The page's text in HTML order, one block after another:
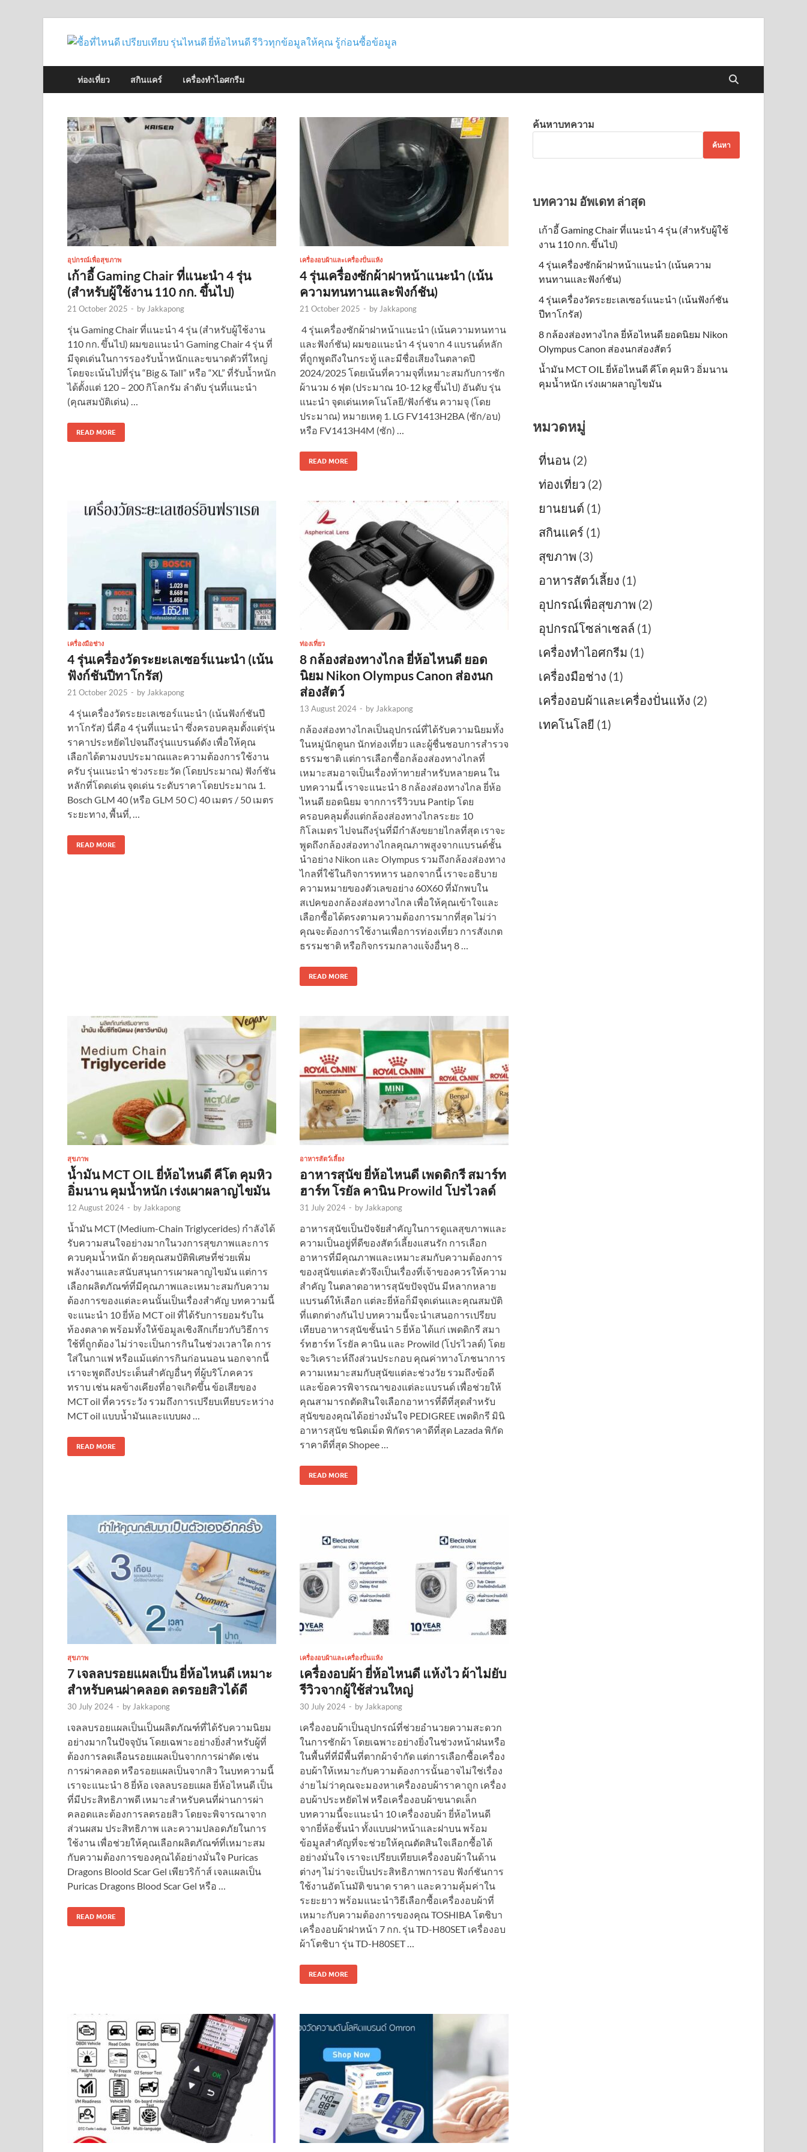
ซื้อที่ไหนดี เปรียบเทียบ รุ่นไหนดี ยี่ห้อ
ไหนดี รีวิวทุกข้อมูลให้คุณ รู้ก่อนซื้อ
ข้อมูล
สินค้า สินค้าไอที ความงาม กีฬา และอื่น
ท่องเที่ยว สกินแคร์ เครื่องทำไอศกรีม
อุปกรณ์เพื่อสุขภาพ
เก้าอี้ Gaming Chair ที่แนะนำ 4 รุ่น
(สำหรับผู้ใช้งาน 110 กก. ขึ้นไป)
21 October 2025 - by Jakkapong
รุ่น Gaming Chair ที่แนะนำ 4 รุ่น (สำหรับผู้ใช้งาน
110 กก. ขึ้นไป) ผมขอแนะนำ Gaming Chair 4 รุ่น ที่
มีจุดเด่นในการรองรับน้ำหนักและขนาดตัวที่ใหญ่
โดยจะเน้นไปที่รุ่น “Big & Tall” หรือ “XL” ที่รับน้ำหนัก
ได้ตั้งแต่ 120 – 200 กิโลกรัม ลำดับ รุ่นที่แนะนำ
(คุณสมบัติเด่น) …
READ MORE
เครื่องอบผ้าและเครื่องปั่นแห้ง
4 รุ่นเครื่องซักผ้าฝาหน้าแนะนำ (เน้น
ความทนทานและฟังก์ชัน)
21 October 2025 - by Jakkapong
4 รุ่นเครื่องซักผ้าฝาหน้าแนะนำ (เน้นความทนทาน
และฟังก์ชัน) ผมขอแนะนำ 4 รุ่นจาก 4 แบรนด์หลัก
ที่ถูกพูดถึงในกระทู้ และมีชื่อเสียงในตลาดปี
2024/2025 โดยเน้นที่ความจุที่เหมาะสมกับการซัก
ผ้านวม 6 ฟุต (ประมาณ 10-12 kg ขึ้นไป) อันดับ รุ่น
แนะนำ จุดเด่นเทคโนโลยี/ฟังก์ชัน ความจุ (โดย
ประมาณ) หมายเหตุ 1. LG FV1413H2BA (ซัก/อบ)
หรือ FV1413H4M (ซัก) …
READ MORE
เครื่องมือช่าง
4 รุ่นเครื่องวัดระยะเลเซอร์แนะนำ (เน้น
ฟังก์ชันปีทาโกรัส)
21 October 2025 - by Jakkapong
️ 4 รุ่นเครื่องวัดระยะเลเซอร์แนะนำ (เน้นฟังก์ชันปี
ทาโกรัส) นี่คือ 4 รุ่นที่แนะนำ ซึ่งครอบคลุมตั้งแต่รุ่น
ราคาประหยัดไปจนถึงรุ่นแบรนด์ดัง เพื่อให้คุณ
เลือกได้ตามงบประมาณและความต้องการใช้งาน
ครับ รุ่นแนะนำ ช่วงระยะวัด (โดยประมาณ) ฟังก์ชัน
หลักที่โดดเด่น จุดเด่น ระดับราคาโดยประมาณ 1.
Bosch GLM 40 (หรือ GLM 50 C) 40 เมตร / 50 เมตร
ระยะทาง, พื้นที่, …
READ MORE
ท่องเที่ยว
8 กล้องส่องทางไกล ยี่ห้อไหนดี ยอด
นิยม Nikon Olympus Canon ส่องนก
ส่องสัตว์
13 August 2024 - by Jakkapong
กล้องส่องทางไกลเป็นอุปกรณ์ที่ได้รับความนิยมทั้ง
ในหมู่นักดูนก นักท่องเที่ยว และผู้ชื่นชอบการสำรวจ
ธรรมชาติ แต่การเลือกซื้อกล้องส่องทางไกลที่
เหมาะสมอาจเป็นเรื่องท้าทายสำหรับหลายคน ใน
บทความนี้ เราจะแนะนำ 8 กล้องส่องทางไกล ยี่ห้อ
ไหนดี ยอดนิยม จากการรีวิวบน Pantip โดย
ครอบคลุมตั้งแต่กล้องส่องทางไกลระยะ 10
กิโลเมตร ไปจนถึงรุ่นที่มีกำลังขยายไกลที่สุด เราจะ
พูดถึงกล้องส่องทางไกลคุณภาพสูงจากแบรนด์ชั้น
นำอย่าง Nikon และ Olympus รวมถึงกล้องส่องทาง
ไกลที่ใช้ในกิจการทหาร นอกจากนี้ เราจะอธิบาย
ความหมายของตัวเลขอย่าง 60X60 ที่มักพบใน
สเปคของกล้องส่องทางไกล เพื่อให้คุณเข้าใจและ
เลือกซื้อได้ตรงตามความต้องการมากที่สุด ไม่ว่า
คุณจะต้องการใช้งานเพื่อการท่องเที่ยว การสังเกต
ธรรมชาติ หรือกิจกรรมกลางแจ้งอื่นๆ 8 …
READ MORE
สุขภาพ
น้ำมัน MCT OIL ยี่ห้อไหนดี คีโต คุมหิว
อิ่มนาน คุมน้ำหนัก เร่งเผาผลาญไขมัน
12 August 2024 - by Jakkapong
น้ำมัน MCT (Medium-Chain Triglycerides) กำลังได้
รับความสนใจอย่างมากในวงการสุขภาพและการ
ควบคุมน้ำหนัก ด้วยคุณสมบัติพิเศษที่ช่วยเพิ่ม
พลังงานและสนับสนุนการเผาผลาญไขมัน แต่การ
เลือกผลิตภัณฑ์ที่มีคุณภาพและเหมาะสมกับความ
ต้องการของแต่ละคนนั้นเป็นเรื่องสำคัญ บทความนี้
จะแนะนำ 10 ยี่ห้อ MCT oil ที่ได้รับการยอมรับใน
ท้องตลาด พร้อมทั้งให้ข้อมูลเชิงลึกเกี่ยวกับวิธีการ
ใช้ที่ถูกต้อง ไม่ว่าจะเป็นการกินในช่วงเวลาใด การ
ใส่ในกาแฟ หรือแม้แต่การกินก่อนนอน นอกจากนี้
เราจะพูดถึงประเด็นสำคัญอื่นๆ ที่ผู้บริโภคควร
ทราบ เช่น ผลข้างเคียงที่อาจเกิดขึ้น ข้อเสียของ
MCT oil ที่ควรระวัง รวมถึงการเปรียบเทียบระหว่าง
MCT oil แบบน้ำมันและแบบผง …
READ MORE
อาหารสัตว์เลี้ยง
อาหารสุนัข ยี่ห้อไหนดี เพดดิกรี สมาร์ท
ฮาร์ท โรยัล คานิน Prowild โปรไวลด์
31 July 2024 - by Jakkapong
อาหารสุนัขเป็นปัจจัยสำคัญในการดูแลสุขภาพและ
ความเป็นอยู่ที่ดีของสัตว์เลี้ยงแสนรัก การเลือก
อาหารที่มีคุณภาพและเหมาะสมกับความต้องการ
ของสุนัขแต่ละตัวจึงเป็นเรื่องที่เจ้าของควรให้ความ
สำคัญ ในตลาดอาหารสุนัขปัจจุบัน มีหลากหลาย
แบรนด์ให้เลือก แต่ละยี่ห้อก็มีจุดเด่นและคุณสมบัติ
ที่แตกต่างกันไป บทความนี้จะนำเสนอการเปรียบ
เทียบอาหารสุนัขชั้นนำ 5 ยี่ห้อ ได้แก่ เพดดิกรี สมา
ร์ทฮาร์ท โรยัล คานิน และ Prowild (โปรไวลด์) โดย
จะวิเคราะห์ถึงส่วนประกอบ คุณค่าทางโภชนาการ
ความเหมาะสมกับสุนัขแต่ละช่วงวัย รวมถึงข้อดี
และข้อควรพิจารณาของแต่ละแบรนด์ เพื่อช่วยให้
คุณสามารถตัดสินใจเลือกอาหารที่ดีที่สุดสำหรับ
สุนัขของคุณได้อย่างมั่นใจ PEDIGREE เพดดิกรี มินิ
อาหารสุนัข ชนิดเม็ด พิกัดราคาดีที่สุด Lazada พิกัด
ราคาดีที่สุด Shopee …
READ MORE
สุขภาพ
7 เจลลบรอยแผลเป็น ยี่ห้อไหนดี เหมาะ
สำหรับคนผ่าคลอด ลดรอยสิวได้ดี
30 July 2024 - by Jakkapong
เจลลบรอยแผลเป็นเป็นผลิตภัณฑ์ที่ได้รับความนิยม
อย่างมากในปัจจุบัน โดยเฉพาะอย่างยิ่งสำหรับผู้ที่
ต้องการลดเลือนรอยแผลเป็นจากการผ่าตัด เช่น
การผ่าคลอด หรือรอยแผลเป็นจากสิว ในบทความนี้
เราจะแนะนำ 8 ยี่ห้อ เจลลบรอยแผล ยี่ห้อไหนดี เป็น
ที่มีประสิทธิภาพดี เหมาะสำหรับคนที่ผ่านการผ่า
คลอดและต้องการลดรอยสิว โดยจะพิจารณาจาก
ส่วนผสม ประสิทธิภาพ และความปลอดภัยในการ
ใช้งาน เพื่อช่วยให้คุณเลือกผลิตภัณฑ์ที่เหมาะสม
กับความต้องการของคุณได้อย่างมั่นใจ Puricas
Dragons Bloold Scar Gel เพียวริก้าส์ เจลแผลเป็น
Puricas Dragons Blood Scar Gel หรือ …
READ MORE
เครื่องอบผ้าและเครื่องปั่นแห้ง
เครื่องอบผ้า ยี่ห้อไหนดี แห้งไว ผ้าไม่ยับ
รีวิวจากผู้ใช้ส่วนใหญ่
30 July 2024 - by Jakkapong
เครื่องอบผ้าเป็นอุปกรณ์ที่ช่วยอำนวยความสะดวก
ในการซักผ้า โดยเฉพาะอย่างยิ่งในช่วงหน้าฝนหรือ
ในพื้นที่ที่มีพื้นที่ตากผ้าจำกัด แต่การเลือกซื้อเครื่อง
อบผ้าให้เหมาะกับความต้องการนั้นอาจไม่ใช่เรื่อง
ง่าย ไม่ว่าคุณจะมองหาเครื่องอบผ้าราคาถูก เครื่อง
อบผ้าประหยัดไฟ หรือเครื่องอบผ้าขนาดเล็ก
บทความนี้จะแนะนำ 10 เครื่องอบผ้า ยี่ห้อไหนดี
จากยี่ห้อชั้นนำ ทั้งแบบฝาหน้าและฝาบน พร้อม
ข้อมูลสำคัญที่จะช่วยให้คุณตัดสินใจเลือกซื้อได้
อย่างมั่นใจ เราจะเปรียบเทียบเครื่องอบผ้าในด้าน
ต่างๆ ไม่ว่าจะเป็นประสิทธิภาพการอบ ฟังก์ชันการ
ใช้งานอัตโนมัติ ขนาด ราคา และความคุ้มค่าใน
ระยะยาว พร้อมแนะนำวิธีเลือกซื้อเครื่องอบผ้าที่
เหมาะกับความต้องการของคุณ TOSHIBA โตชิบา
เครื่องอบผ้าฝาหน้า 7 กก. รุ่น TD-H80SET เครื่องอบ
ผ้าโตชิบา รุ่น TD-H80SET …
READ MORE
ค้นหาบทความ
ค้นหา
บทความ อัพเดท ล่าสุด
เก้าอี้ Gaming Chair ที่แนะนำ 4 รุ่น (สำหรับผู้ใช้
งาน 110 กก. ขึ้นไป)
4 รุ่นเครื่องซักผ้าฝาหน้าแนะนำ (เน้นความ
ทนทานและฟังก์ชัน)
4 รุ่นเครื่องวัดระยะเลเซอร์แนะนำ (เน้นฟังก์ชัน
ปีทาโกรัส)
8 กล้องส่องทางไกล ยี่ห้อไหนดี ยอดนิยม Nikon
Olympus Canon ส่องนกส่องสัตว์
น้ำมัน MCT OIL ยี่ห้อไหนดี คีโต คุมหิว อิ่มนาน
คุมน้ำหนัก เร่งเผาผลาญไขมัน
หมวดหมู่
ที่นอน (2)
ท่องเที่ยว (2)
ยานยนต์ (1)
สกินแคร์ (1)
สุขภาพ (3)
อาหารสัตว์เลี้ยง (1)
อุปกรณ์เพื่อสุขภาพ (2)
อุปกรณ์โซล่าเซลล์ (1)
เครื่องทำไอศกรีม (1)
เครื่องมือช่าง (1)
เครื่องอบผ้าและเครื่องปั่นแห้ง (2)
เทคโนโลยี (1)